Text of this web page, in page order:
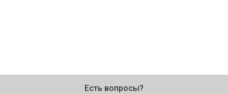
Есть вопросы?